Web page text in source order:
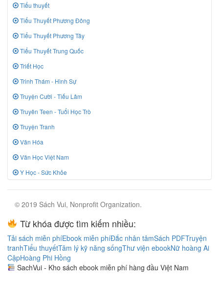
Tiểu thuyết
Tiểu Thuyết Phương Đông
Tiểu Thuyết Phương Tây
Tiểu Thuyết Trung Quốc
Triết Học
Trinh Thám - Hình Sự
Truyện Cười - Tiếu Lâm
Truyên Teen - Tuổi Học Trò
Truyện Tranh
Văn Hóa
Văn Học Việt Nam
Y Học - Sức Khỏe
© 2019 Sách Vui, Nonprofit Organization.
Từ khóa được tìm kiếm nhiều:
Tải sách miễn phíEbook miễn phíĐắc nhân tâmSách PDFTruyện
tranhTiểu thuyếtTâm lý kỹ năng sốngThư viện ebookNữ hoàng Ai
CậpHoàng Phi Hồng
SachVui - Kho sách ebook miễn phí hàng đầu Việt Nam